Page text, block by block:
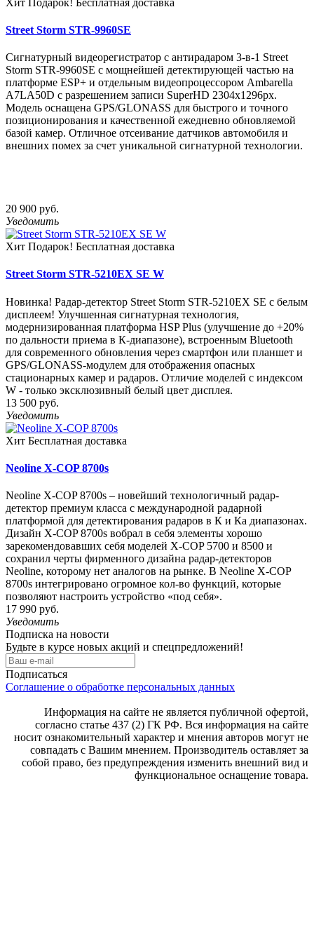
Street Storm STR-9960SE
Сигнатурный видеорегистратор с антирадаром 3-в-1 Street
Storm STR-9960SE с мощнейшей детектирующей частью на
платформе ESP+ и отдельным видеопроцессором Ambarella
A7LA50D c разрешением записи SuperHD 2304х1296px.
Модель оснащена GPS/GLONASS для быстрого и точного
позиционирования и качественной ежедневно обновляемой
базой камер. Отличное отсеивание датчиков автомобиля и
внешних помех за счет уникальной сигнатурной технологии.
20 900 руб.
Уведомить
Хит Подарок! Бесплатная доставка
Street Storm STR-5210EX SE W
Новинка! Радар-детектор Street Storm STR-5210EX SE с белым
дисплеем! Улучшенная сигнатурная технология,
модернизированная платформа HSP Plus (улучшение до +20%
по дальности приема в К-диапазоне), встроенным Bluetooth
для современного обновления через смартфон или планшет и
GPS/GLONASS-модулем для отображения опасных
стационарных камер и радаров. Отличие моделей с индексом
W - только эксклюзивный белый цвет дисплея.
13 500 руб.
Уведомить
Хит Бесплатная доставка
Neoline X-COP 8700s
Neoline X-COP 8700s – новейший технологичный радар-
детектор премиум класса с международной радарной
платформой для детектирования радаров в К и Ка диапазонах.
Дизайн X-COP 8700s вобрал в себя элементы хорошо
зарекомендовавших себя моделей X-COP 5700 и 8500 и
сохранил черты фирменного дизайна радар-детекторов
Neoline, которому нет аналогов на рынке. В Neoline X-COP
8700s интегрировано огромное кол-во функций, которые
позволяют настроить устройство «под себя».
17 990 руб.
Уведомить
Подписка на новости
Будьте в курсе новых акций и спецпредложений!
Подписаться
Соглашение о обработке персональных данных
Информация на сайте не является публичной офертой,
согласно статье 437 (2) ГК РФ. Вся информация на сайте
носит ознакомительный характер и мнения авторов могут не
совпадать с Вашим мнением. Производитель оставляет за
собой право, без предупреждения изменить внешний вид и
функциональное оснащение товара.